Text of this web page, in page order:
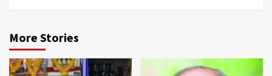
More Stories